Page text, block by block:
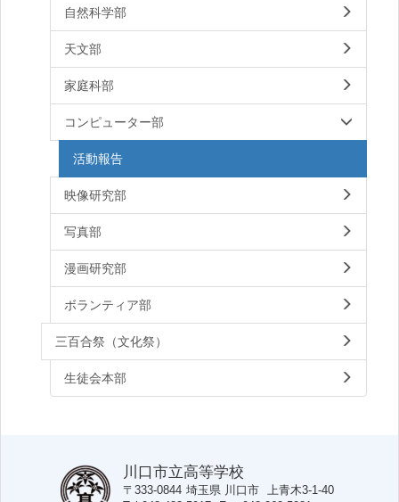
自然科学部
天文部
家庭科部
コンピューター部
活動報告
映像研究部
写真部
漫画研究部
ボランティア部
三百合祭（文化祭）
生徒会本部
川口市立高等学校
〒333-0844 埼玉県 川口市 上青木3-1-40